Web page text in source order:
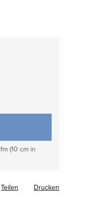
(10 cm in
Drucken
Teilen